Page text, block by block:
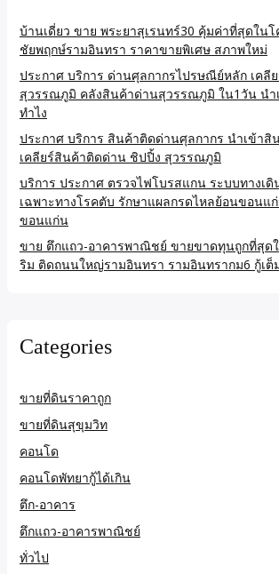
บ้านเดี่ยว ขาย พระยาสุเรนทร์30 คุ้มค่าที่สุดใน
ชัยพฤกษ์รามอินทรา ราคาขายพิเศษ สภาพใหม่
ประกาศ บริการ ด่านศุลกากรไปรษณีย์หลัก เคลี
สุวรรณภูมิ คลังสินค้าด่านสุวรรณภูมิ ใน1วัน น
ทำไง
ประกาศ บริการ สินค้าติดด่านศุลกากร นำเข้าสิ
เคลียร์สินค้าติดด่าน ชิปปิ้ง สุวรรณภูมิ
บริการ ประกาศ ตรวจไฟโบรสแกน ระบบทางเ
เฉพาะทางโรคตับ รักษาแผลกรดไหลย้อนขอนแ
ขอนแก่น
ขาย ตึกแถว-อาคารพาณิชย์ ขายขาดทุนถูกที่สุด
ริม ติดถนนใหญ่รามอินทรา รามอินทรากม6 กู้เต็
Categories
ขายที่ดินราคาถูก
ขายที่ดินสุขุมวิท
คอนโด
คอนโดพัทยากู้ได้เกิน
ตึก-อาคาร
ตึกแถว-อาคารพาณิชย์
ทั่วไป